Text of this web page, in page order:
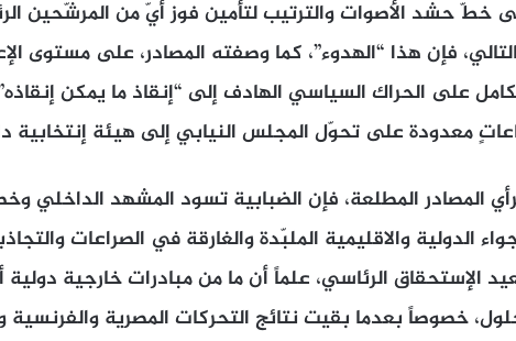
خطّ حشد الأصوات والترتيب لتأمين فوز أيّ من المرشّحين
فإن هذا “الهدوء”، كما وصفته المصادر، على مستوى
على الحراك السياسي الهادف إلى “إنقاذ ما يمكن
معدودة على تحوّل المجلس النيابي إلى هيئة إنتخابية
المصادر المطلعة، فإن الضبابية تسود المشهد الداخلي
الدولية والاقليمية الملبّدة والغارقة في الصراعات
الإستحقاق الرئاسي، علماً أن ما من مبادرات خارجية
خصوصاً بعدما بقيت نتائج التحركات المصرية